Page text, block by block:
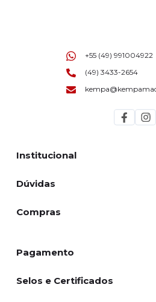
Institucional
Dúvidas
Compras
+55 (49) 991004922
(49) 3433-2654
Pagamento
Selos e Certificados